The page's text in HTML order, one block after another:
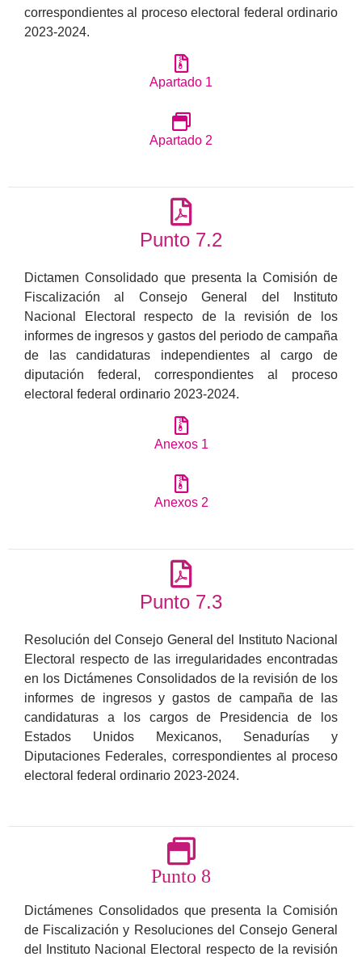
correspondientes al proceso electoral federal ordinario
2023-2024.
Apartado 1
Apartado 2
Punto 7.2
Dictamen Consolidado que presenta la Comisión de
Fiscalización al Consejo General del Instituto
Nacional Electoral respecto de la revisión de los
informes de ingresos y gastos del periodo de campaña
de las candidaturas independientes al cargo de
diputación federal, correspondientes al proceso
electoral federal ordinario 2023-2024.
Anexos 1
Anexos 2
Punto 7.3
Resolución del Consejo General del Instituto Nacional
Electoral respecto de las irregularidades encontradas
en los Dictámenes Consolidados de la revisión de los
informes de ingresos y gastos de campaña de las
candidaturas a los cargos de Presidencia de los
Estados Unidos Mexicanos, Senadurías y
Diputaciones Federales, correspondientes al proceso
electoral federal ordinario 2023-2024.
Punto 8
Dictámenes Consolidados que presenta la Comisión
de Fiscalización y Resoluciones del Consejo General
del Instituto Nacional Electoral respecto de la revisión